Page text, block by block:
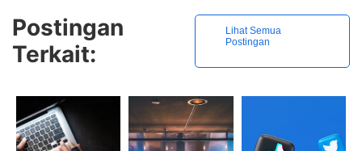
Postingan
Terkait:
Lihat Semua
Postingan